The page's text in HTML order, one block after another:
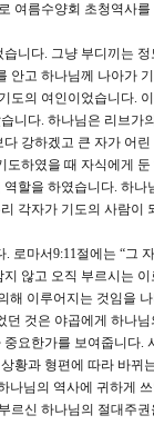
여름수양회 초청역사를
니다. 그냥 부디끼는 정
안고 하나님께 나아가
도의 여인이었습니다.
니다. 하나님은 리브가
강하겠고 큰 자가 어린
하였을 때 자식에게 둔
할을 하였습니다. 하나
각자가 기도의 사람이
로마서9:11절에는 “그
않고 오직 부르시는 이
해 이루어지는 것임을
것은 야곱에게 하나님
요한가를 보여줍니다.
황과 형편에 따라 바뀌
나님의 역사에 귀하게
르신 하나님의 절대주권